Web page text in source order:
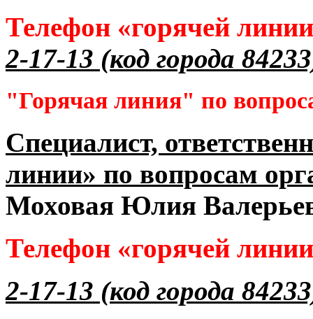
Телефон «горячей
2-17-13 (код города
"Горячая линия" по
Специалист,
линии» по вопросам
Моховая Юлия
Телефон «горячей
2-17-13 (код города